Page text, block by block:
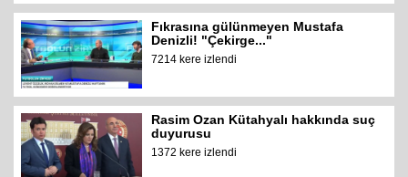
Fıkrasına gülünmeyen Mustafa
Denizli! "Çekirge..."
7214 kere izlendi
Rasim Ozan Kütahyalı hakkında suç
duyurusu
1372 kere izlendi